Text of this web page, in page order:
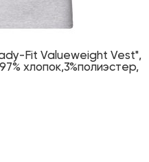
Fit Valueweight Vest",
хлопок,3%полиэстер,